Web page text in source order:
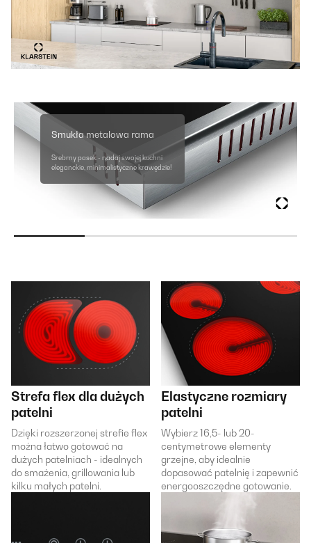
Smukła metalowa rama
Srebrny pasek - nadaj swojej kuchni
eleganckie, minimalistyczne krawędzie!
Strefa flex dla dużych
patelni
Dzięki rozszerzonej strefie flex
można łatwo gotować na
dużych patelniach - idealnych
do smażenia, grillowania lub
kilku małych patelni.
Elastyczne rozmiary
patelni
Wybierz 16,5- lub 20-
centymetrowe elementy
grzejne, aby idealnie
dopasować patelnię i zapewnić
energooszczędne gotowanie.